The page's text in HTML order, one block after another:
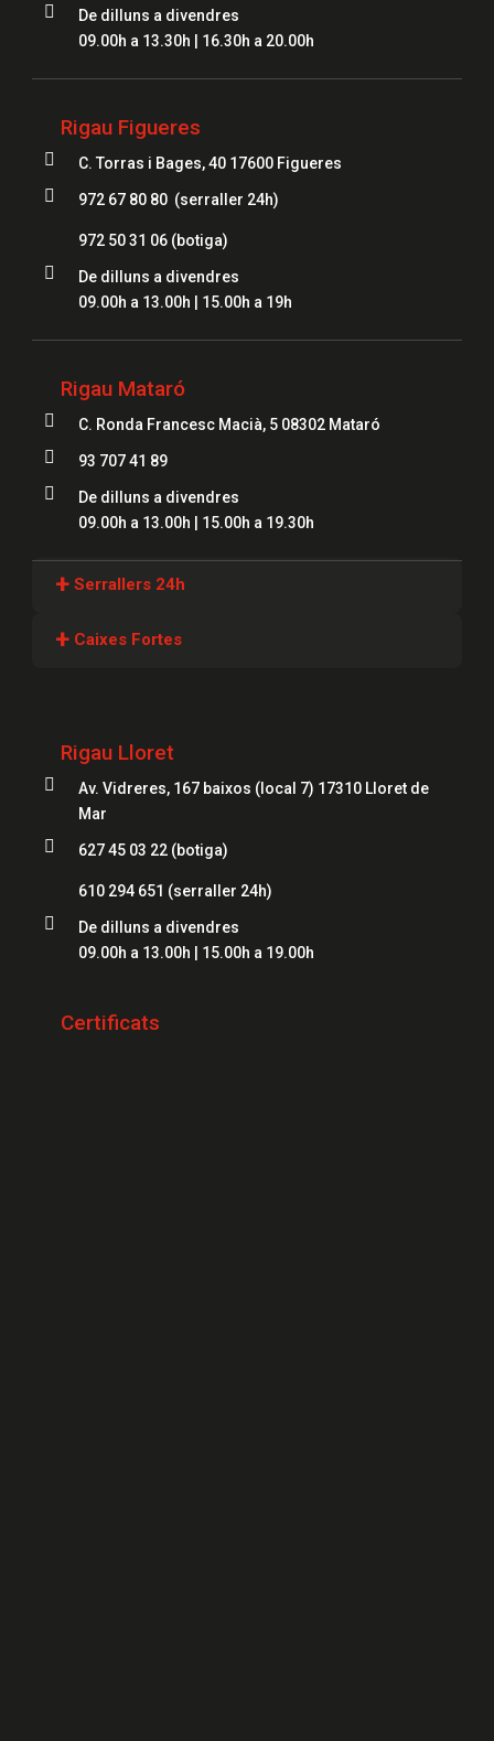

De dilluns a divendres
09.00h a 13.30h | 16.30h a 20.00h
Rigau Figueres
 C. Torras i Bages, 40 17600 Figueres
 972 67 80 80 (serraller 24h)
972 50 31 06(botiga)

De dilluns a divendres
09.00h a 13.00h | 15.00h a 19h
Rigau Mataró
 C. Ronda Francesc Macià, 5 08302 Mataró
 93 707 41 89

De dilluns a divendres
09.00h a 13.00h | 15.00h a 19.30h
+ Serrallers 24h
Serrallers Girona
Serrallers Mataró
Serrallers Salt
Serrallers Platja d'Aro
Serrallers Sant Feliu de Guíxols
+ Caixes Fortes
Caixes Fortes Mataró
Caixes Fortes Figueres
Caixes Fortes Lloret
Rigau Lloret

Av. Vidreres, 167 baixos (local 7) 17310 Lloret de
Mar
 627 45 03 22 (botiga)
610 294 651 (serraller 24h)

De dilluns a divendres
09.00h a 13.00h | 15.00h a 19.00h
Certificats